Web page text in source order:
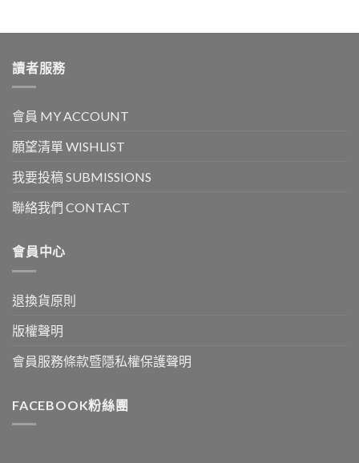
讀者服務
會員 MY ACCOUNT
願望清單 WISHLIST
我要投稿 SUBMISSIONS
聯絡我們 CONTACT
會員中心
退換貨原則
版權聲明
會員服務條款暨隱私權保護聲明
FACEBOOK粉絲團